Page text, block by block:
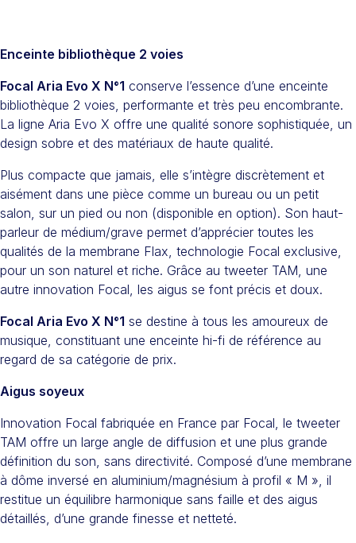
Enceinte bibliothèque 2 voies
Focal Aria Evo X N°1 conserve l’essence d’une enceinte
bibliothèque 2 voies, performante et très peu encombrante.
La ligne Aria Evo X offre une qualité sonore sophistiquée, un
design sobre et des matériaux de haute qualité.
Plus compacte que jamais, elle s’intègre discrètement et
aisément dans une pièce comme un bureau ou un petit
salon, sur un pied ou non (disponible en option). Son haut-
parleur de médium/grave permet d’apprécier toutes les
qualités de la membrane Flax, technologie Focal exclusive,
pour un son naturel et riche. Grâce au tweeter TAM, une
autre innovation Focal, les aigus se font précis et doux.
Focal Aria Evo X N°1 se destine à tous les amoureux de
musique, constituant une enceinte hi-fi de référence au
regard de sa catégorie de prix.
Aigus soyeux
Innovation Focal fabriquée en France par Focal, le tweeter
TAM offre un large angle de diffusion et une plus grande
définition du son, sans directivité. Composé d’une membrane
à dôme inversé en aluminium/magnésium à profil « M », il
restitue un équilibre harmonique sans faille et des aigus
détaillés, d’une grande finesse et netteté.